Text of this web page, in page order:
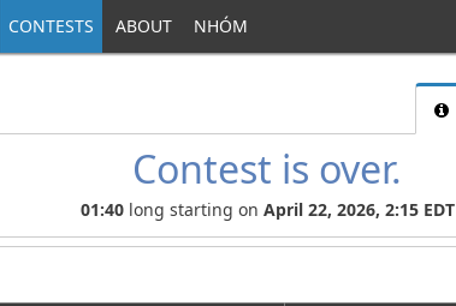
CONTESTS ABOUT NHÓM
Contest is over.
01:40long starting on April 22, 2026, 2:15 EDT